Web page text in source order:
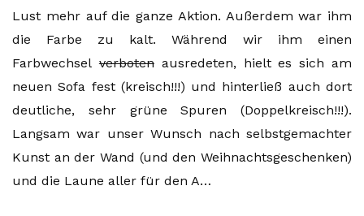
Lust mehr auf die ganze Aktion. Außerdem war ihm
die Farbe zu kalt. Während wir ihm einen
Farbwechselverbotenausredeten, hielt es sich am
neuen Sofa fest (kreisch!!!) und hinterließ auch dort
deutliche, sehr grüne Spuren (Doppelkreisch!!!).
Langsam war unser Wunsch nach selbstgemachter
Kunst an der Wand (und den Weihnachtsgeschenken)
und die Laune aller für den A…